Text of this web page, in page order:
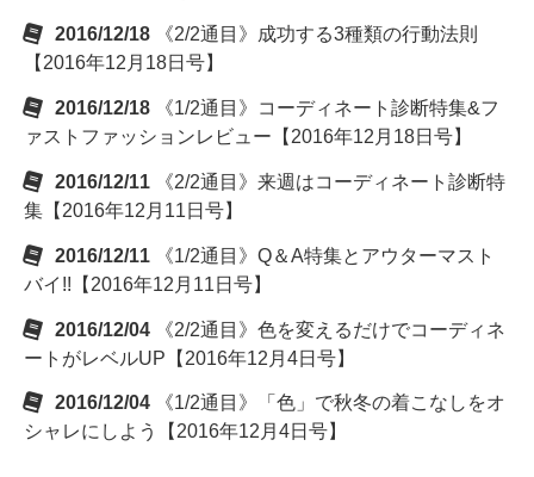
2016/12/18
《2/2通目》成功する3種類の行動法則
【2016年12月18日号】
2016/12/18
《1/2通目》コーディネート診断特集&フ
ァストファッションレビュー【2016年12月18日号】
2016/12/11
《2/2通目》来週はコーディネート診断特
集【2016年12月11日号】
2016/12/11
《1/2通目》Q＆A特集とアウターマスト
バイ!!【2016年12月11日号】
2016/12/04
《2/2通目》色を変えるだけでコーディネ
ートがレベルUP【2016年12月4日号】
2016/12/04
《1/2通目》「色」で秋冬の着こなしをオ
シャレにしよう【2016年12月4日号】